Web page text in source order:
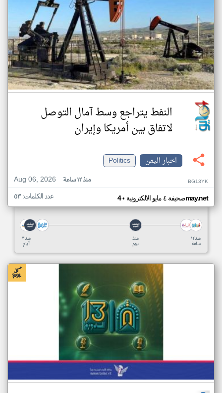
النفط يتراجع وسط آمال التوصل
لاتفاق بين أمريكا وإيران
اخبار اليمن
Politics
Aug 06, 2026
منذ ١٢ ساعة BG13YK
صحيفة ٤ مايو الالكترونية • 4may.net عدد الكلمات: ٥٣
منذ ٣
أيام
منذ
يوم
منذ ١٢
ساعة